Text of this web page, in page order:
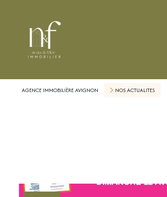
AGENCE IMMOBILIÈRE AVIGNON NOS ACTUALITES